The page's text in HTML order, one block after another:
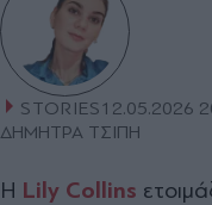
STORIES12.05.2026
ΔΗΜΗΤΡΑ ΤΣΙΠΗ
Η Lily Collins